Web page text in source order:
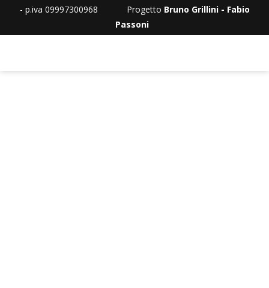
- p.iva 09997300968 Progetto Bruno Grillini - Fabio
Passoni